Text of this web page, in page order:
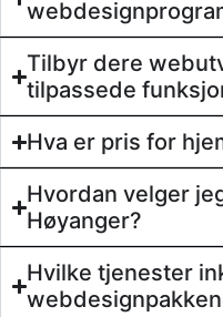
Tilbyr dere
tilpassede
Hva er pris for
Hvordan velger
Høyanger?
Hvilke tjenester